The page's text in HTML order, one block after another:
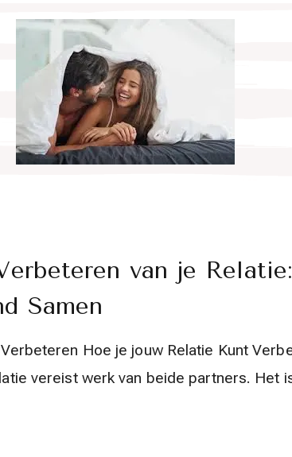
van je
Samen
Hoe je jouw Relatie Kunt
vereist werk van beide partners. Het